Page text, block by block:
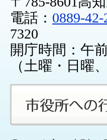
電話： 0889-42-
7320
開庁時間：午
（土曜・日曜